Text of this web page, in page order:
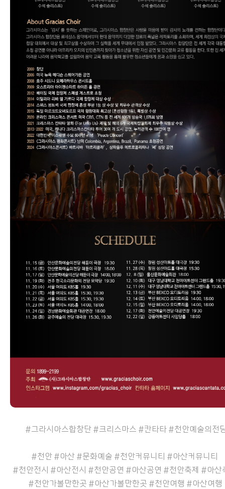
#그라시아스합창단 #크리스마스 #칸타타 #천안예술의전
#천안 #아산 #문화예술 #천안커뮤니티 #아산커뮤니티
#천안전시 #아산전시 #천안공연 #아산공연 #천안축제 #아산
#천안가볼만한곳 #아산가볼만한곳 #천안여행 #아산여행